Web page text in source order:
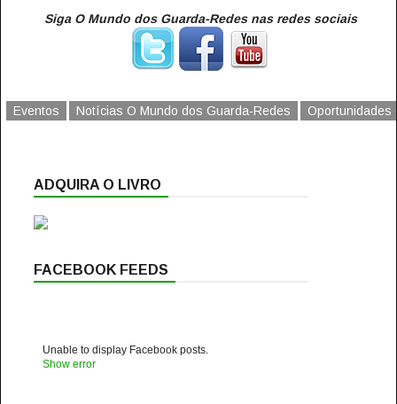
Siga O Mundo dos Guarda-Redes nas redes sociais
Eventos Notícias O Mundo dos Guarda-Redes Oportunidades
ADQUIRA O LIVRO
FACEBOOK FEEDS
Unable to display Facebook posts.
Show error